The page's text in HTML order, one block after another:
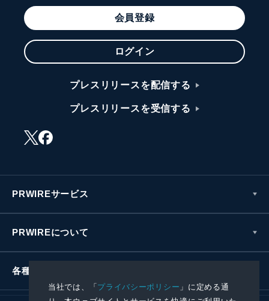
当社では、「プライバシーポリシー 」に定める通
会員登録
ログイン
プレスリリースを配信する
プレスリリースを受信する
PRWIREサービス
PRWIREについて
各種お問い合わせ